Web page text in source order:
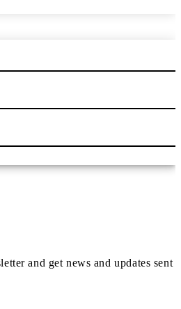
and get news and updates sent